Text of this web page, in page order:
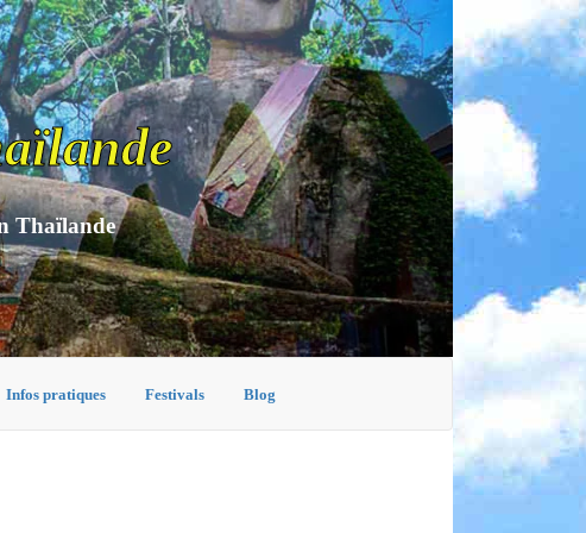
Thaïlande
Infos pratiques Festivals Blog